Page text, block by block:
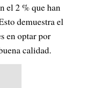
el 2 % que han
demuestra el
en optar por
calidad.